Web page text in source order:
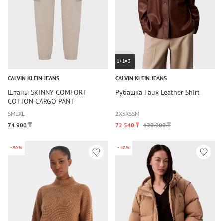
CALVIN KLEIN JEANS
Штаны SKINNY COMFORT
COTTON CARGO PANT
SMLXL
74 900 ₸
1+1=3
CALVIN KLEIN JEANS
Рубашка Faux Leather Shirt
2XSXSSM
72 540 ₸ 120 900 ₸
-50% -40%